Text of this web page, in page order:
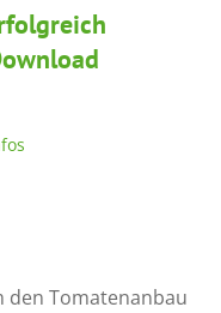
den Tomatenanbau